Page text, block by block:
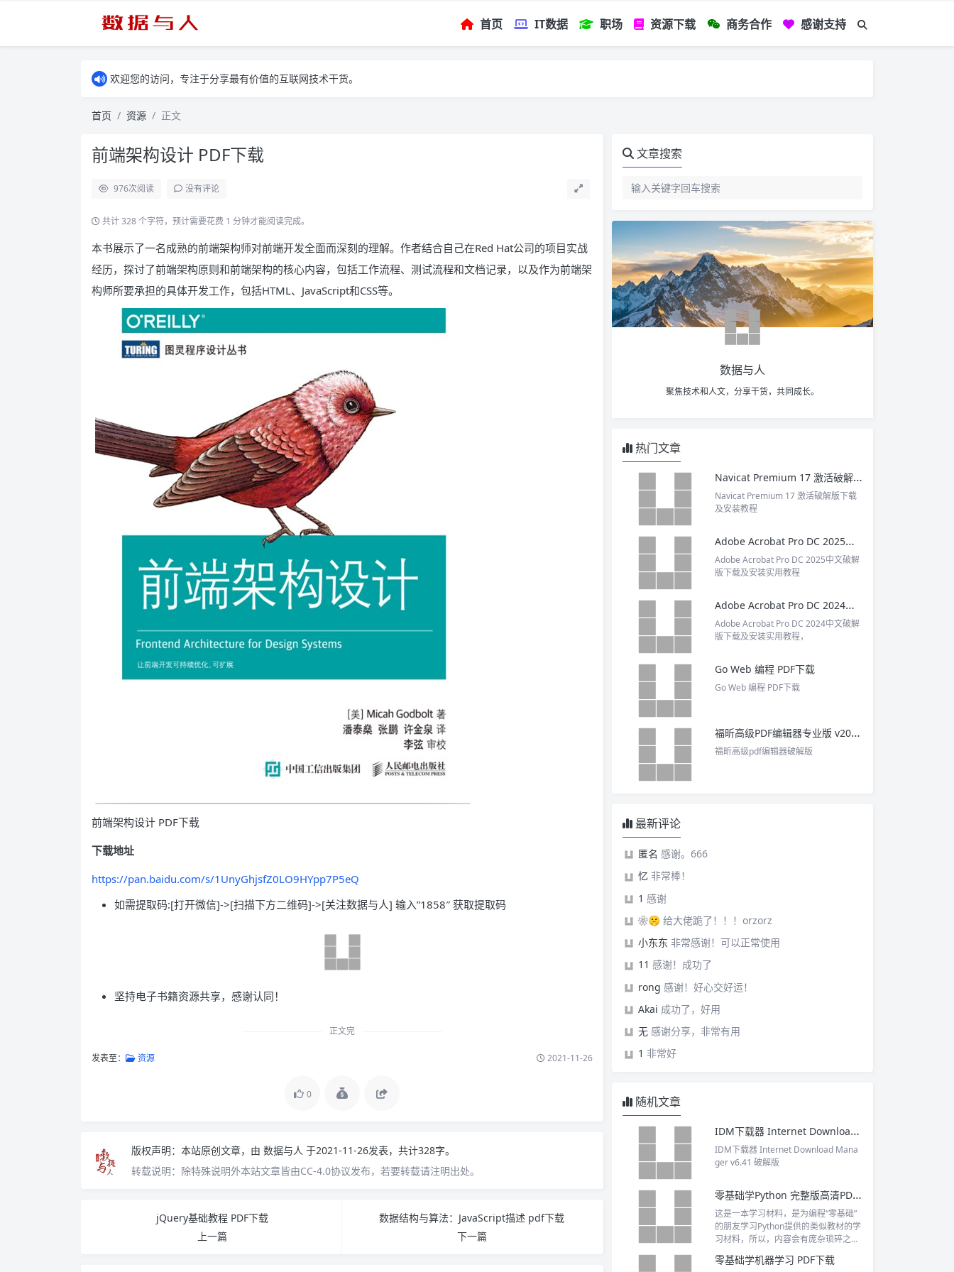
首页 IT数据 职场 资源下载 商务合作 感谢支持
欢迎您的访问，专注于分享最有价值的互联网技术干货。
首页 资源 正文
前端架构设计 PDF下载
976次阅读 没有评论
共计 328 个字符，预计需要花费 1 分钟才能阅读完成。
本书展示了一名成熟的前端架构师对前端开发全面而深刻的理解。作者结合自己在Red Hat公司的项目实战
经历，探讨了前端架构原则和前端架构的核心内容，包括工作流程、测试流程和文档记录，以及作为前端架
构师所要承担的具体开发工作，包括HTML、JavaScript和CSS等。
前端架构设计 PDF下载
下载地址
https://pan.baidu.com/s/1UnyGhjsfZ0LO9HYpp7P5eQ
如需提取码:[打开微信]->[扫描下方二维码]->[关注数据与人] 输入”1858″ 获取提取码
坚持电子书籍资源共享，感谢认同！
正文完
发表至： 资源 2021-11-26
0
版权声明： 本站原创文章，由 数据与人 于2021-11-26发表，共计328字。
转载说明： 除特殊说明外本站文章皆由CC-4.0协议发布，若要转载请注明出处。
jQuery基础教程 PDF下载
上一篇
数据结构与算法：JavaScript描述 pdf下载
下一篇
文章搜索
数据与人
聚焦技术和人文，分享干货，共同成长。
热门文章
Navicat Premium 17 激活破解版下载及安装教程
Navicat Premium 17 激活破解版下载
及安装教程
Adobe Acrobat Pro DC 2025中文破解版下载及安装实用教程
Adobe Acrobat Pro DC 2025中文破解
版下载及安装实用教程
Adobe Acrobat Pro DC 2024中文破解版下载及安装实用教程
Adobe Acrobat Pro DC 2024中文破解
版下载及安装实用教程，
Go Web 编程 PDF下载
Go Web 编程 PDF下载
福昕高级PDF编辑器专业版 v2025 中文激活版
福昕高级pdf编辑器破解版
最新评论
匿名 感谢。666
忆 非常棒！
1 感谢
❀🤫 给大佬跪了！！！orzorz
小东东 非常感谢！可以正常使用
11 感谢！成功了
rong 感谢！好心交好运！
Akai 成功了，好用
无 感谢分享，非常有用
1 非常好
随机文章
IDM下载器 Internet Download Manager v6.41 破解版
IDM下载器 Internet Download Mana
ger v6.41 破解版
零基础学Python 完整版高清PDF 下载
这是一本学习材料，是为编程“零基础”
的朋友学习Python提供的类似教材的学
习材料，所以，内容会有庞杂琐碎之
可缺少的。所以，不要把这本书当作“开
零基础学机器学习 PDF下载